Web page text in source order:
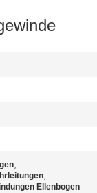
,
,
Ellenbogen